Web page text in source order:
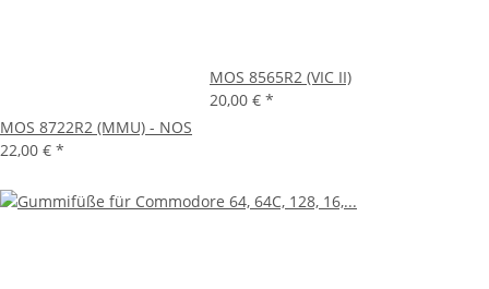
MOS 8722R2 (MMU) - NOS
22,00 € *
MOS 8565R2 (VIC II)
20,00 € *